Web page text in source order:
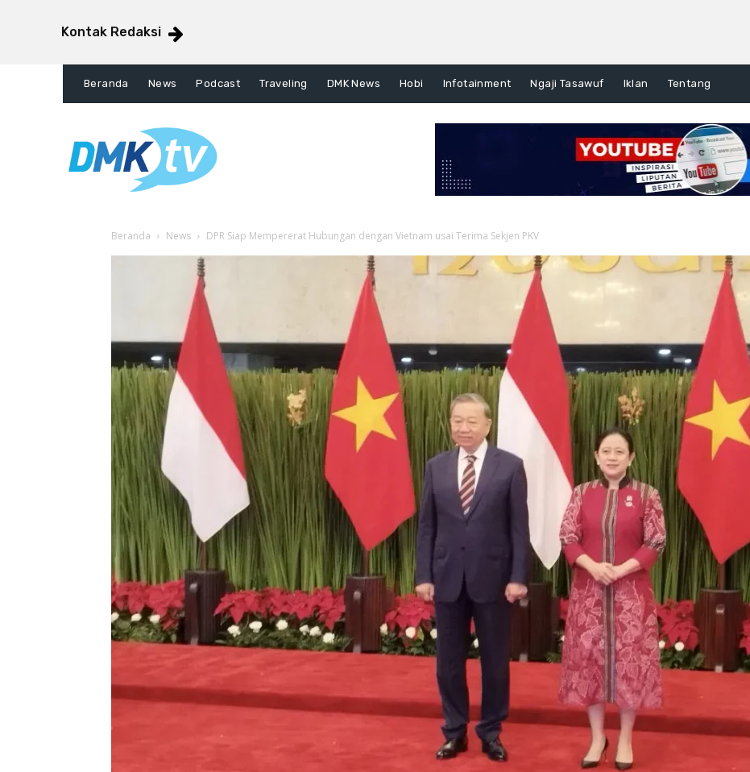
Kontak Redaksi
Beranda News Podcast Traveling DMK News Hobi Infotainment Ngaji Tasawuf Iklan Tentang
Beranda News DPR Siap Mempererat Hubungan dengan Vietnam usai Terima Sekjen PKV